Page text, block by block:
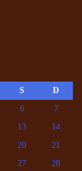
S
D
6
7
13
14
20
21
27
28